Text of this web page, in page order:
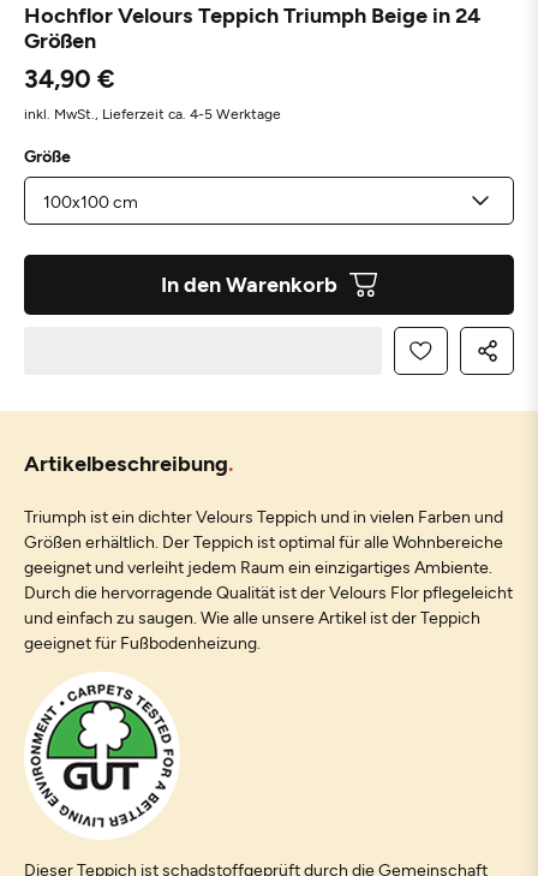
Hochflor Velours Teppich Triumph Beige in 24
Größen
34,90 €
inkl. MwSt., Lieferzeit ca. 4-5 Werktage
Größe
In den Warenkorb
Artikelbeschreibung
Triumph ist ein dichter Velours Teppich und in vielen Farben und
Größen erhältlich. Der Teppich ist optimal für alle Wohnbereiche
geeignet und verleiht jedem Raum ein einzigartiges Ambiente.
Durch die hervorragende Qualität ist der Velours Flor pflegeleicht
und einfach zu saugen. Wie alle unsere Artikel ist der Teppich
geeignet für Fußbodenheizung.
Dieser Teppich ist schadstoffgeprüft durch die Gemeinschaft